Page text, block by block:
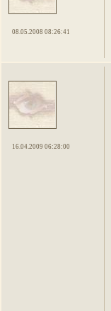
08.05.2008 08:26:41
16.04.2009 06:28:00